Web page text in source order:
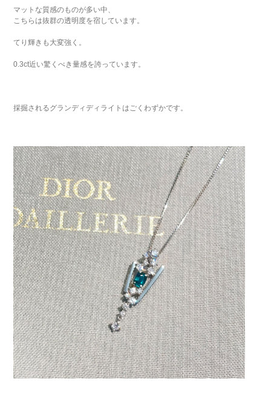
マットな質感のものが多い中、
こちらは抜群の透明度を宿しています。
てり輝きも大変強く。
0.3ct近い驚くべき量感を誇っています。
採掘されるグランディディライトはごくわずかです。